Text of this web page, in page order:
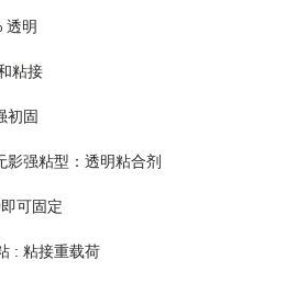
透明
粘接
初固
影强粘型：透明粘合剂
可固定
: 粘接重载荷